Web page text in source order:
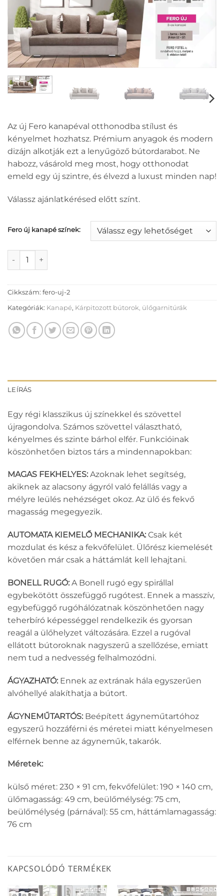
Az új Fero kanapéval otthonodba stílust és
kényelmet hozhatsz. Prémium anyagok és modern
dizájn alkotják ezt a lenyűgöző bútordarabot. Ne
habozz, vásárold meg most, hogy otthonodat
emeld egy új szintre, és élvezd a luxust minden nap!
Válassz ajánlatkérésed előtt színt.
Fero új kanapé színek:
Fero új kanapé mennyiség
Cikkszám: fero-uj-2
Kategóriák: Kanapé, Kárpitozott bútorok, ülőgarnitúrák
LEÍRÁS
Egy régi klasszikus új színekkel és szövettel
újragondolva. Számos szövettel választható,
kényelmes és szinte bárhol elfér. Funkcióinak
köszönhetően biztos társ a mindennapokban:
MAGAS FEKHELYES: Azoknak lehet segítség,
akiknek az alacsony ágyról való felállás vagy a
mélyre leülés nehézséget okoz. Az ülő és fekvő
magasság megegyezik.
AUTOMATA KIEMELŐ MECHANIKA: Csak két
mozdulat és kész a fekvőfelület. Ülőrész kiemelését
követően már csak a háttámlát kell lehajtani.
BONELL RUGÓ: A Bonell rugó egy spirállal
egybekötött összefüggő rugótest. Ennek a masszív,
egybefüggő rugóhálózatnak köszönhetően nagy
teherbíró képességgel rendelkezik és gyorsan
reagál a ülőhelyzet változására. Ezzel a rugóval
ellátott bútoroknak nagyszerű a szellőzése, emiatt
nem tud a nedvesség felhalmozódni.
ÁGYAZHATÓ: Ennek az extrának hála egyszerűen
alvóhellyé alakíthatja a bútort.
ÁGYNEMŰTARTÓS: Beépített ágyneműtartóhoz
egyszerű hozzáférni és méretei miatt kényelmesen
elférnek benne az ágyneműk, takarók.
Méretek:
külső méret: 230 × 91 cm, fekvőfelület: 190 × 140 cm,
ülőmagasság: 49 cm, beülőmélység: 75 cm,
beülőmélység (párnával): 55 cm, háttámlamagasság:
76 cm
KAPCSOLÓDÓ TERMÉKEK